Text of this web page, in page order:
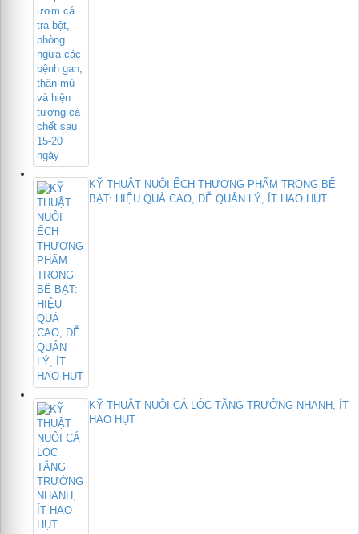
KỸ THUẬT NUÔI ẾCH THƯƠNG PHẨM TRONG BỂ
BẠT: HIỆU QUẢ CAO, DỄ QUẢN LÝ, ÍT HAO HỤT
KỸ THUẬT NUÔI CÁ LÓC TĂNG TRƯỞNG NHANH, ÍT
HAO HỤT